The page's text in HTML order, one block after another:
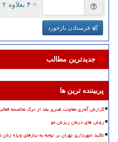
= ۴ بعلاوه ۲
فرستادن بازخورد
جدیدترین مطالب
پربیننده ترین ها
گزارش آماری معاونت هنری بعد از ترک مخاصمه فعالیت ۸۵گالری و ۴۷ اجرای
روش های درمان ریزش مو
تاکید شهرداری تهران بر توجه به نیازهای ویژه زنان